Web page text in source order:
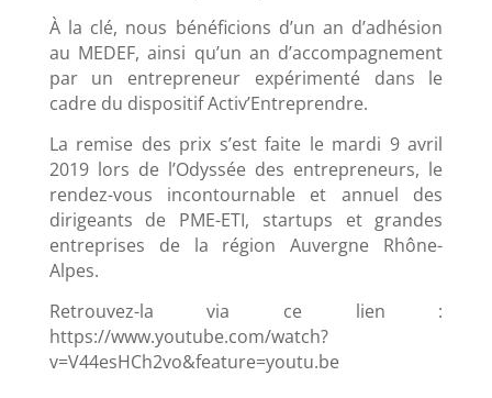
À la clé, nous bénéficions d’un an d’adhésion
au MEDEF, ainsi qu’un an d’accompagnement
par un entrepreneur expérimenté dans le
cadre du dispositif Activ’Entreprendre.
La remise des prix s’est faite le mardi 9 avril
2019 lors de l’Odyssée des entrepreneurs, le
rendez-vous incontournable et annuel des
dirigeants de PME-ETI, startups et grandes
entreprises de la région Auvergne Rhône-
Alpes.
Retrouvez-la via ce lien :
https://www.youtube.com/watch?
v=V44esHCh2vo&feature=youtu.be